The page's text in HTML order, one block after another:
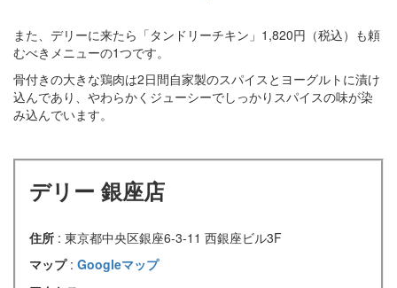
また、デリーに来たら「タンドリーチキン」1,820円（税込）も頼
むべきメニューの1つです。
骨付きの大きな鶏肉は2日間自家製のスパイスとヨーグルトに漬け
込んであり、やわらかくジューシーでしっかりスパイスの味が染
み込んでいます。
デリー 銀座店
住所 : 東京都中央区銀座6-3-11 西銀座ビル3F
マップ : Googleマップ